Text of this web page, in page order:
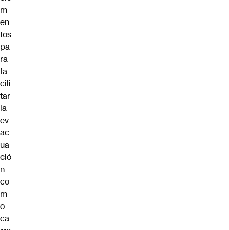
m
en
tos
pa
ra
fa
cili
tar
la
ev
ac
ua
ció
n
co
m
o
ca